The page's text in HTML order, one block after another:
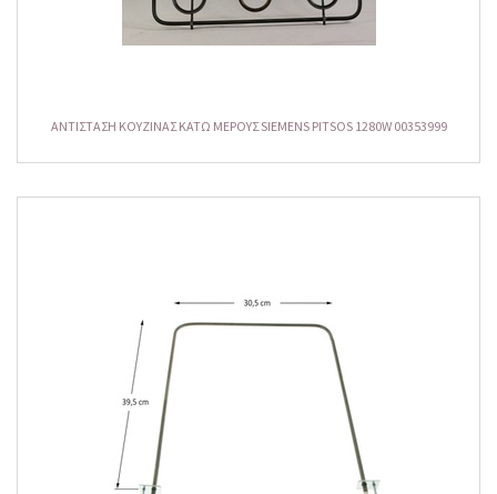
ΑΝΤΙΣΤΑΣΗ ΚΟΥΖΙΝΑΣ ΚΑΤΩ ΜΕΡΟΥΣ SIEMENS PITSOS 1280W 00353999